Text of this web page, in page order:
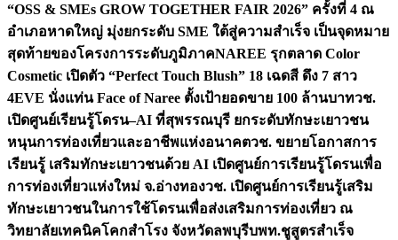
“OSS & SMEs GROW TOGETHER FAIR 2026” ครั้งที่ 4 ณ
อำเภอหาดใหญ่ มุ่งยกระดับ SME ใต้สู่ความสำเร็จ เป็นจุดหมาย
สุดท้ายของโครงการระดับภูมิภาคNAREE รุกตลาด Color
Cosmetic เปิดตัว “Perfect Touch Blush” 18 เฉดสี ดึง 7 สาว
4EVE นั่งแท่น Face of Naree ตั้งเป้ายอดขาย 100 ล้านบาทวช.
เปิดศูนย์เรียนรู้โดรน–AI ที่สุพรรณบุรี ยกระดับทักษะเยาวชน
หนุนการท่องเที่ยวและอาชีพแห่งอนาคตวช. ขยายโอกาสการ
เรียนรู้ เสริมทักษะเยาวชนด้วย AI เปิดศูนย์การเรียนรู้โดรนเพื่อ
การท่องเที่ยวแห่งใหม่ จ.อ่างทองวช. เปิดศูนย์การเรียนรู้เสริม
ทักษะเยาวชนในการใช้โดรนเพื่อส่งเสริมการท่องเที่ยว ณ
วิทยาลัยเทคนิคโคกสำโรง จังหวัดลพบุรีบพท.ชูสูตรสำเร็จ